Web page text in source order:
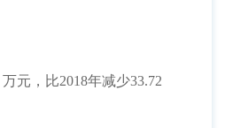
万元，比2018年减少33.72